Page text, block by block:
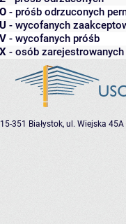
O - próśb odrzuconych
U - wycofanych
V - wycofanych próśb
X - osób
15-351 Białystok, ul. Wiejska 45A